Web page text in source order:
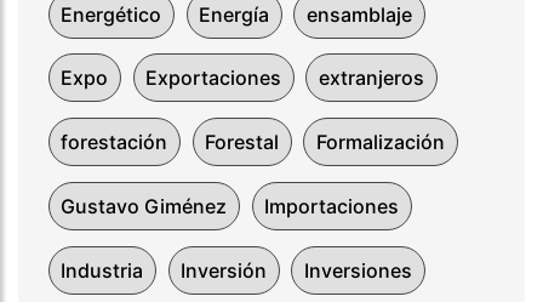
Energético Energía ensamblaje
Expo Exportaciones extranjeros
forestación Forestal Formalización
Gustavo Giménez Importaciones
Industria Inversión Inversiones